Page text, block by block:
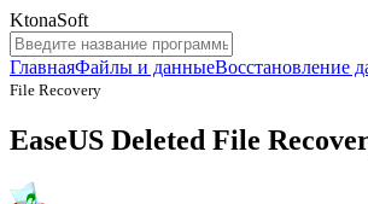
KtonaSoft
ГлавнаяФайлы и данныеВосстановление
File Recovery
EaseUS Deleted File